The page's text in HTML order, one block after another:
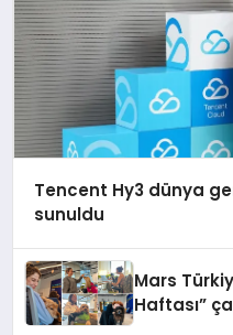
Tencent Hy3 dünya
sunuldu
Mars
Haftası”